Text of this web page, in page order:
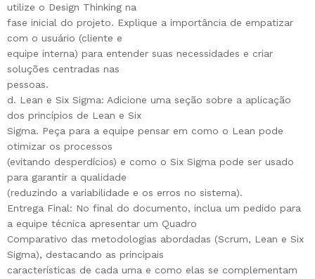
utilize o Design Thinking na
fase inicial do projeto. Explique a importância de empatizar
com o usuário (cliente e
equipe interna) para entender suas necessidades e criar
soluções centradas nas
pessoas.
d. Lean e Six Sigma: Adicione uma seção sobre a aplicação
dos princípios de Lean e Six
Sigma. Peça para a equipe pensar em como o Lean pode
otimizar os processos
(evitando desperdícios) e como o Six Sigma pode ser usado
para garantir a qualidade
(reduzindo a variabilidade e os erros no sistema).
Entrega Final: No final do documento, inclua um pedido para
a equipe técnica apresentar um Quadro
Comparativo das metodologias abordadas (Scrum, Lean e Six
Sigma), destacando as principais
características de cada uma e como elas se complementam